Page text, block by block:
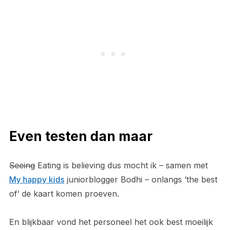
Even testen dan maar
SeeingEating is believing dus mocht ik – samen met
My happy kidsjuniorblogger Bodhi – onlangs ’the best
of’ de kaart komen proeven.
En blijkbaar vond het personeel het ook best moeilijk